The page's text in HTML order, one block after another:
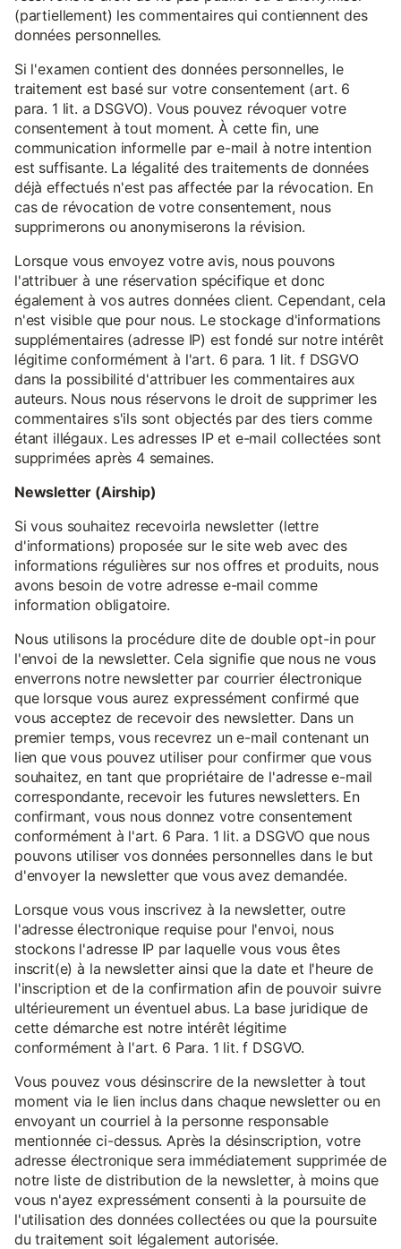
(partiellement) les commentaires qui contiennent des
données personnelles.
Si l'examen contient des données personnelles, le
traitement est basé sur votre consentement (art. 6
para. 1 lit. a DSGVO). Vous pouvez révoquer votre
consentement à tout moment. À cette fin, une
communication informelle par e-mail à notre intention
est suffisante. La légalité des traitements de données
déjà effectués n'est pas affectée par la révocation. En
cas de révocation de votre consentement, nous
supprimerons ou anonymiserons la révision.
Lorsque vous envoyez votre avis, nous pouvons
l'attribuer à une réservation spécifique et donc
également à vos autres données client. Cependant, cela
n'est visible que pour nous. Le stockage d'informations
supplémentaires (adresse IP) est fondé sur notre intérêt
légitime conformément à l'art. 6 para. 1 lit. f DSGVO
dans la possibilité d'attribuer les commentaires aux
auteurs. Nous nous réservons le droit de supprimer les
commentaires s'ils sont objectés par des tiers comme
étant illégaux. Les adresses IP et e-mail collectées sont
supprimées après 4 semaines.
Newsletter (Airship)
Si vous souhaitez recevoirla newsletter (lettre
d'informations) proposée sur le site web avec des
informations régulières sur nos offres et produits, nous
avons besoin de votre adresse e-mail comme
information obligatoire.
Nous utilisons la procédure dite de double opt-in pour
l'envoi de la newsletter. Cela signifie que nous ne vous
enverrons notre newsletter par courrier électronique
que lorsque vous aurez expressément confirmé que
vous acceptez de recevoir des newsletter. Dans un
premier temps, vous recevrez un e-mail contenant un
lien que vous pouvez utiliser pour confirmer que vous
souhaitez, en tant que propriétaire de l'adresse e-mail
correspondante, recevoir les futures newsletters. En
confirmant, vous nous donnez votre consentement
conformément à l'art. 6 Para. 1 lit. a DSGVO que nous
pouvons utiliser vos données personnelles dans le but
d'envoyer la newsletter que vous avez demandée.
Lorsque vous vous inscrivez à la newsletter, outre
l'adresse électronique requise pour l'envoi, nous
stockons l'adresse IP par laquelle vous vous êtes
inscrit(e) à la newsletter ainsi que la date et l'heure de
l'inscription et de la confirmation afin de pouvoir suivre
ultérieurement un éventuel abus. La base juridique de
cette démarche est notre intérêt légitime
conformément à l'art. 6 Para. 1 lit. f DSGVO.
Vous pouvez vous désinscrire de la newsletter à tout
moment via le lien inclus dans chaque newsletter ou en
envoyant un courriel à la personne responsable
mentionnée ci-dessus. Après la désinscription, votre
adresse électronique sera immédiatement supprimée de
notre liste de distribution de la newsletter, à moins que
vous n'ayez expressément consenti à la poursuite de
l'utilisation des données collectées ou que la poursuite
du traitement soit légalement autorisée.